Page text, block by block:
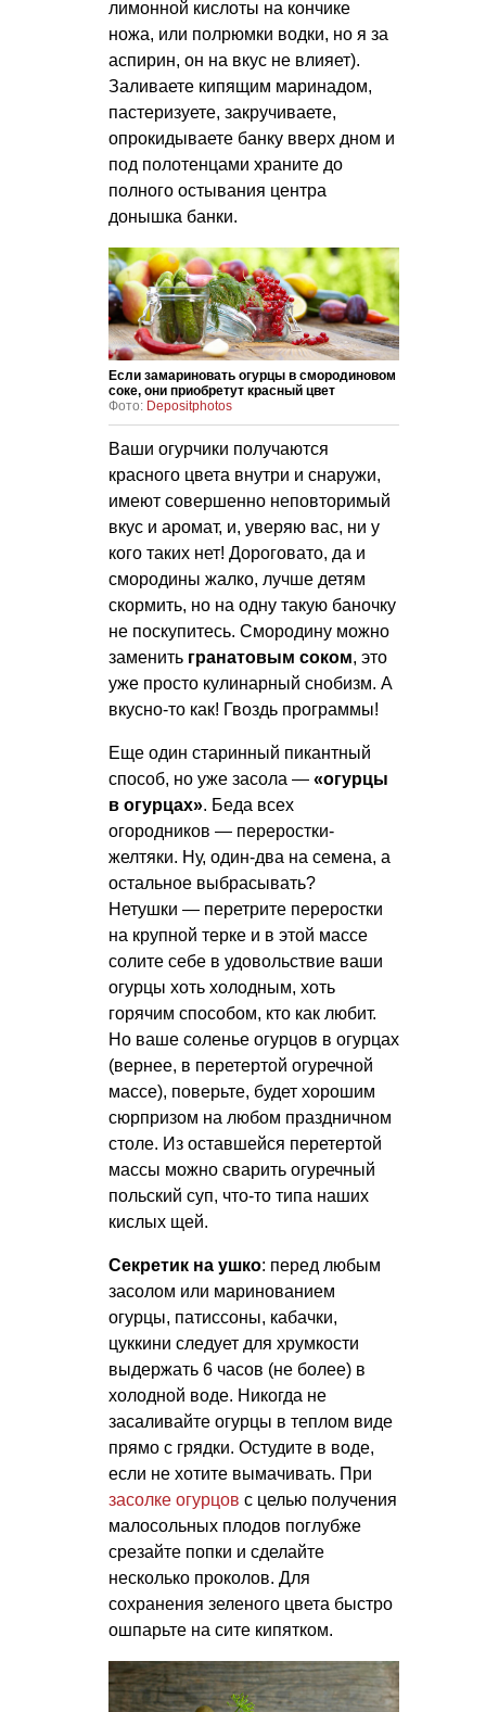
лимонной кислоты на кончике
ножа, или полрюмки водки, но я за
аспирин, он на вкус не влияет).
Заливаете кипящим маринадом,
пастеризуете, закручиваете,
опрокидываете банку вверх дном и
под полотенцами храните до
полного остывания центра
донышка банки.
Если замариновать огурцы в смородиновом
соке, они приобретут красный цвет
Фото: Depositphotos
Ваши огурчики получаются
красного цвета внутри и снаружи,
имеют совершенно неповторимый
вкус и аромат, и, уверяю вас, ни у
кого таких нет! Дороговато, да и
смородины жалко, лучше детям
скормить, но на одну такую баночку
не поскупитесь. Смородину можно
заменить гранатовым соком, это
уже просто кулинарный снобизм. А
вкусно-то как! Гвоздь программы!
Еще один старинный пикантный
способ, но уже засола — «огурцы
в огурцах». Беда всех
огородников — переростки-
желтяки. Ну, один-два на семена, а
остальное выбрасывать?
Нетушки — перетрите переростки
на крупной терке и в этой массе
солите себе в удовольствие ваши
огурцы хоть холодным, хоть
горячим способом, кто как любит.
Но ваше соленье огурцов в огурцах
(вернее, в перетертой огуречной
массе), поверьте, будет хорошим
сюрпризом на любом праздничном
столе. Из оставшейся перетертой
массы можно сварить огуречный
польский суп, что-то типа наших
кислых щей.
Секретик на ушко: перед любым
засолом или маринованием
огурцы, патиссоны, кабачки,
цуккини следует для хрумкости
выдержать 6 часов (не более) в
холодной воде. Никогда не
засаливайте огурцы в теплом виде
прямо с грядки. Остудите в воде,
если не хотите вымачивать. При
засолке огурцов с целью получения
малосольных плодов поглубже
срезайте попки и сделайте
несколько проколов. Для
сохранения зеленого цвета быстро
ошпарьте на сите кипятком.